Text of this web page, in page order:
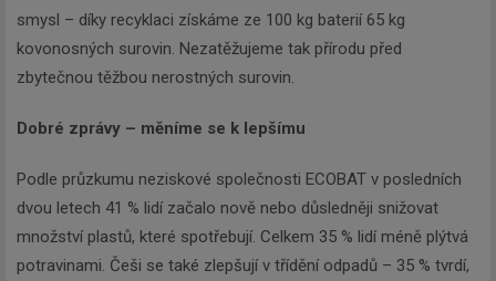
smysl – díky recyklaci získáme ze 100 kg baterií 65 kg
kovonosných surovin. Nezatěžujeme tak přírodu před
zbytečnou těžbou nerostných surovin.
Dobré zprávy – měníme se k lepšímu
Podle průzkumu neziskové společnosti ECOBAT v posledních
dvou letech 41 % lidí začalo nově nebo důsledněji snižovat
množství plastů, které spotřebují. Celkem 35 % lidí méně plýtvá
potravinami. Češi se také zlepšují v třídění odpadů – 35 % tvrdí,